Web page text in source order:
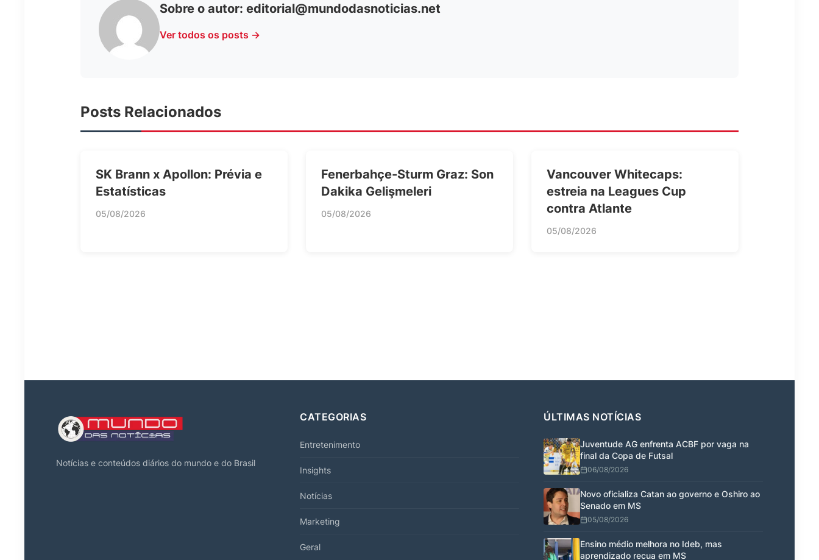
Sobre o autor: editorial@mundodasnoticias.net
Ver todos os posts →
Posts Relacionados
SK Brann x Apollon: Prévia e
Estatísticas
05/08/2026
Fenerbahçe-Sturm Graz: Son
Dakika Gelişmeleri
05/08/2026
Vancouver Whitecaps:
estreia na Leagues Cup
contra Atlante
05/08/2026
Notícias e conteúdos diários do mundo e do Brasil
CATEGORIAS
Entretenimento
Insights
Notícias
Marketing
Geral
ÚLTIMAS NOTÍCIAS
Juventude AG enfrenta ACBF por vaga na
final da Copa de Futsal
06/08/2026
Novo oficializa Catan ao governo e Oshiro ao
Senado em MS
05/08/2026
Ensino médio melhora no Ideb, mas
aprendizado recua em MS